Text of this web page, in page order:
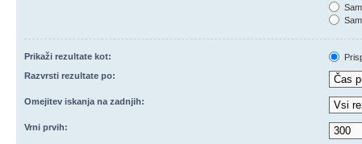
Prikaži rezultate kot:
Razvrsti rezultate po:
Omejitev iskanja na zadnjih:
Vrni prvih: